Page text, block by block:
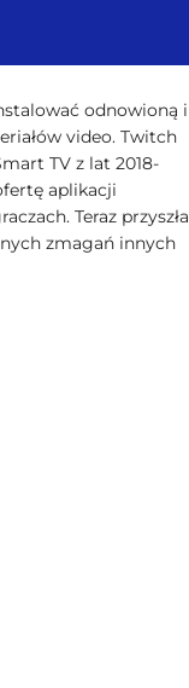
odnowioną i
video. Twitch
TV z lat 2018-
aplikacji
Teraz przyszła
zmagań innych